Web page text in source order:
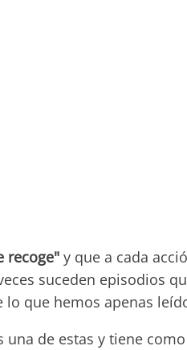
recoge" y que a cada
suceden episodios
que hemos apenas
de estas y tiene